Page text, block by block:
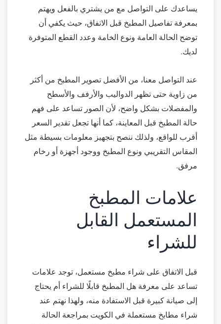
يساعدك على التواصل مع من يشتري بالفعل ويهتم
بمعرفة تفاصيل المطبخ قبل الاتفاق، حيث يكفي أن
توضح الحالة العامة ونوع الخامة وعدد القطع المتوفرة
لديك.
عند التواصل معنا، من الأفضل تصوير المطبخ من أكثر
من زاوية حتى تظهر الدواليب والأرفف والأسطح
والمفصلات بشكل واضح، لأن الصور تساعد على فهم
حالة المطبخ قبل المعاينة، كما أنها تجعل تقدير السعر
أقرب للواقع، ولذلك ننصح بتجهيز معلومات بسيطة مثل
المقاس التقريبي ونوع المطبخ ووجود أجهزة أو رخام
مرفق.
علامات المطبخ
المستعمل القابل
للشراء
قبل الاتفاق على شراء مطبخ مستعمل، توجد علامات
تساعد على معرفة هل المطبخ قابلًا للشراء أم يحتاج
إلى صيانة كبيرة قبل الاستفادة منه، ولهذا نهتم عند
شراء مطابخ مستعملة في الكويت بمراجعة الحالة